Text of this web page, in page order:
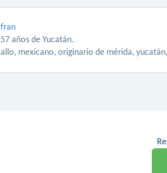
fran
57 años de Yucatán.
allo, mexicano, originario de mérida,